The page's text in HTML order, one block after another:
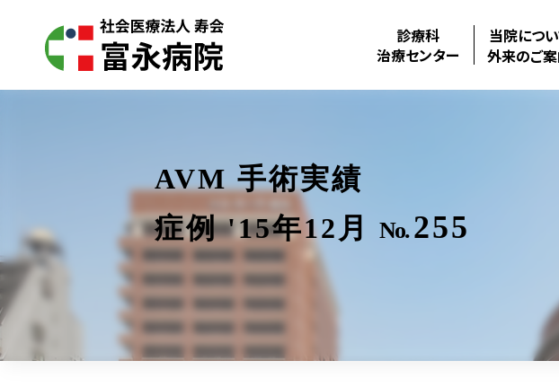
診療科
治療センター
当院につ
外来のご
AVM 手術実績
症例 '15年12月
No.255